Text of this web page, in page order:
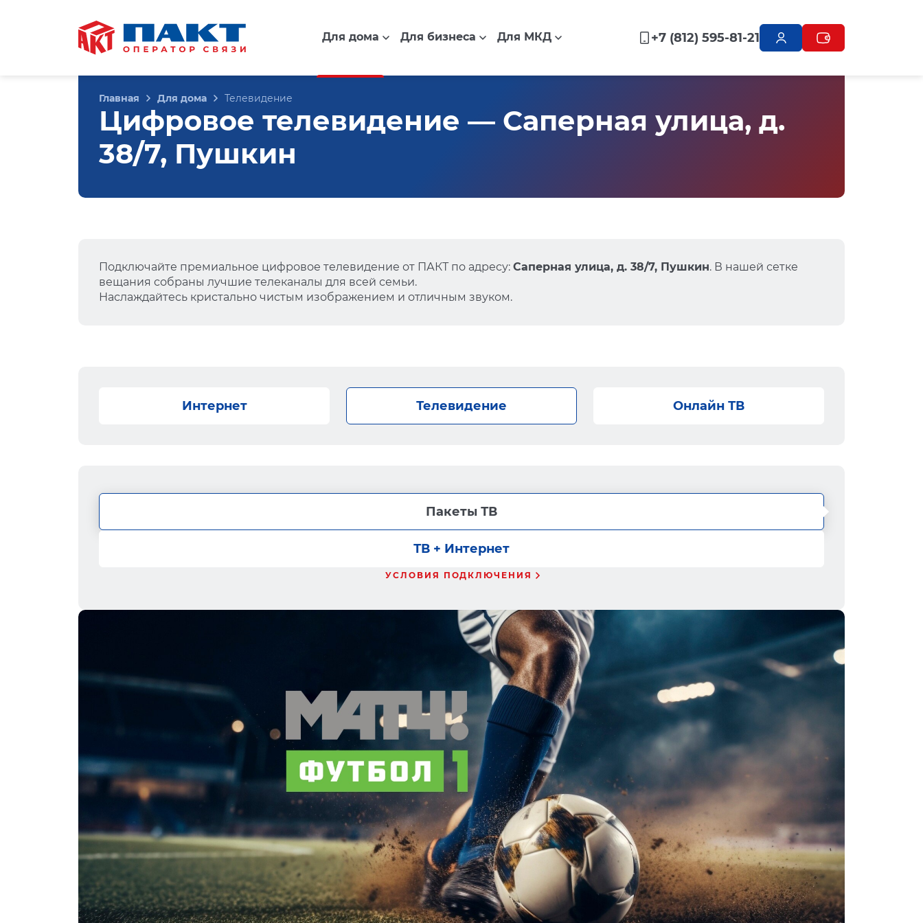
Для дома Для бизнеса Для МКД +7 (812) 595-81-21
Главная Для дома Телевидение
Цифровое телевидение — Саперная улица, д.
38/7, Пушкин
Подключайте премиальное цифровое телевидение от ПАКТ по адресу: Саперная улица, д. 38/7, Пушкин. В нашей сетке
вещания собраны лучшие телеканалы для всей семьи.
Наслаждайтесь кристально чистым изображением и отличным звуком.
Интернет Телевидение Онлайн ТВ
Пакеты ТВ
ТВ + Интернет
УСЛОВИЯ ПОДКЛЮЧЕНИЯ